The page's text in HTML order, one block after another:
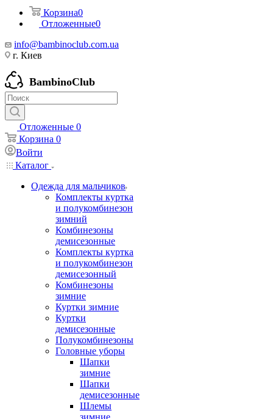
Корзина0
Отложенные0
info@bambinoclub.com.ua
г. Киев
BambinoClub
Отложенные 0
Корзина 0
Войти
Каталог
Одежда для мальчиков
Комплекты куртка
и полукомбинезон
зимний
Комбинезоны
демисезонные
Комплекты куртка
и полукомбинезон
демисезонный
Комбинезоны
зимние
Куртки зимние
Куртки
демисезонные
Полукомбинезоны
Головные уборы
Шапки
зимние
Шапки
демисезонные
Шлемы
зимние